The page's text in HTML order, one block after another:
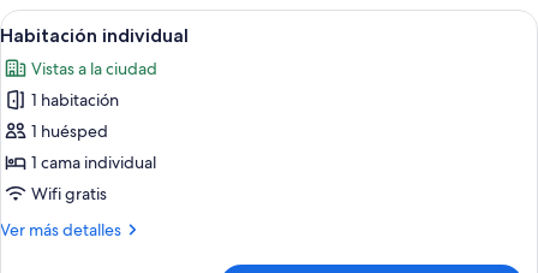
Abrir
todas
las
fotos
de
Habitación
individual
Un dormitorio con una cama
6
Habitación individual
Vistas a la ciudad
1 habitación
1 huésped
1 cama individual
Wifi gratis
Ver más detalles
Más